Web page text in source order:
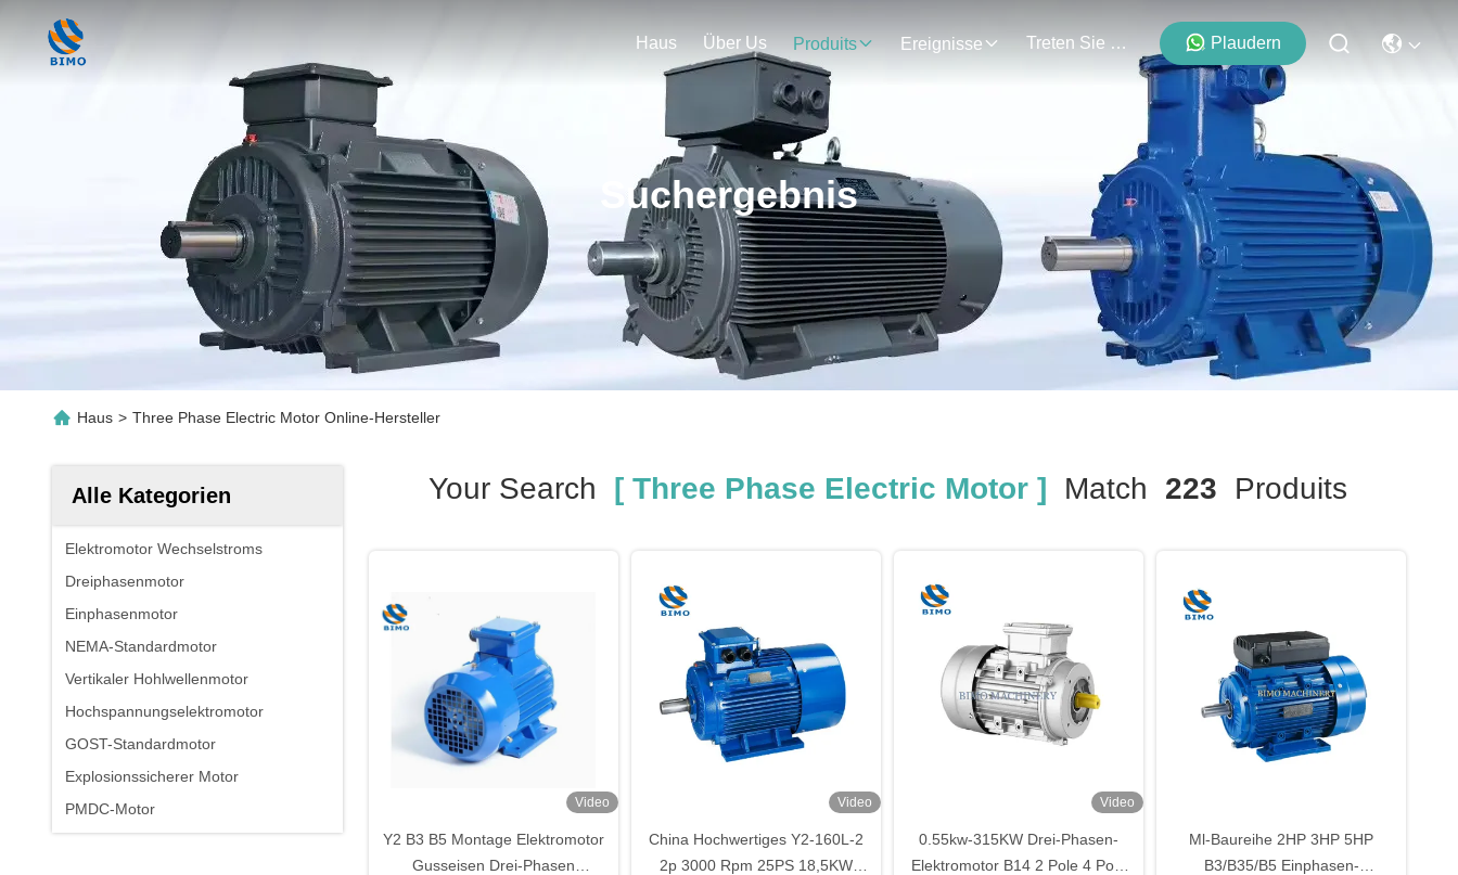
Haus Über Us Produits Ereignisse Treten Sie Mit Uns In Verbindung Plaudern
Suchergebnis
Haus > Three Phase Electric Motor Online-Hersteller
Alle Kategorien
Elektromotor Wechselstroms
Dreiphasenmotor
Einphasenmotor
NEMA-Standardmotor
Vertikaler Hohlwellenmotor
Hochspannungselektromotor
GOST-Standardmotor
Explosionssicherer Motor
PMDC-Motor
Your Search [ Three Phase Electric Motor ] Match 223 Produits
Video
Y2 B3 B5 Montage Elektromotor
Gusseisen Drei-Phasen
Video
China Hochwertiges Y2-160L-2
2p 3000 Rpm 25PS 18,5KW
Video
0.55kw-315KW Drei-Phasen-
Elektromotor B14 2 Pole 4 Pole
Ml-Baureihe 2HP 3HP 5HP
B3/B35/B5 Einphasen-